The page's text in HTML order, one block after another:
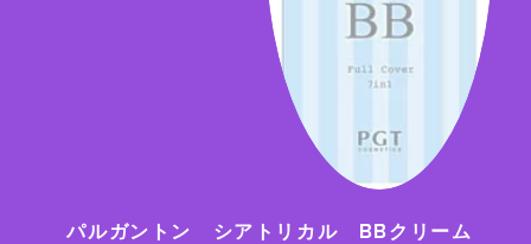
パルガントン シアトリカル BBクリーム